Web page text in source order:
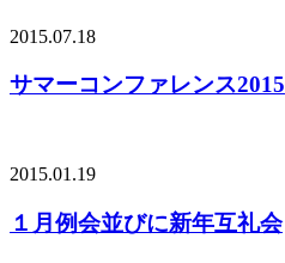
2015.07.18
サマーコンファレンス2015
2015.01.19
１月例会並びに新年互礼会